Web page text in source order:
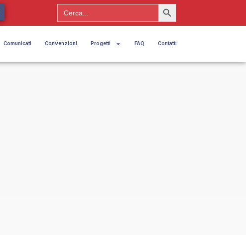
Search
for:
Search Button
Comunicati Convenzioni Progetti FAQ Contatti